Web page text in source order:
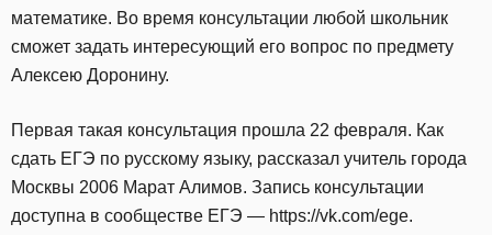
математике. Во время консультации любой школьник
сможет задать интересующий его вопрос по предмету
Алексею Доронину.
Первая такая консультация прошла 22 февраля. Как
сдать ЕГЭ по русскому языку, рассказал учитель города
Москвы 2006 Марат Алимов. Запись консультации
доступна в сообществе ЕГЭ — https://vk.com/ege.